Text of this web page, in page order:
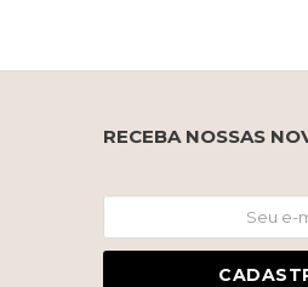
RECEBA NOSSAS